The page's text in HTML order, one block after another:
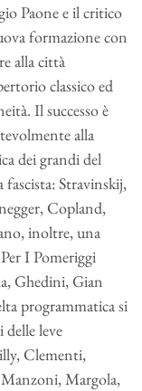
Paone e il critico
formazione con
alla città
classico ed
Il successo è
alla
dei grandi del
Stravinskij,
Copland,
inoltre, una
I Pomeriggi
Ghedini, Gian
programmatica si
leve
Clementi,
Margola,